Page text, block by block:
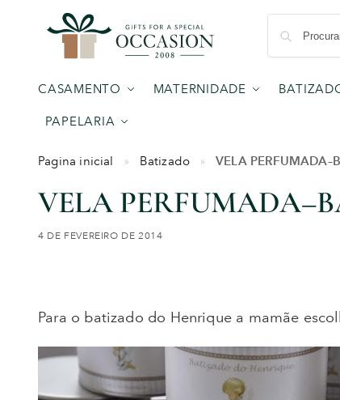
CASAMENTO MATERNIDADE
PAPELARIA
Pagina inicial » Batizado » VELA
VELA
4 DE FEVEREIRO DE 2014
Para o batizado do Henrique a mamãe